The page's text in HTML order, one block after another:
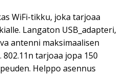
WiFi-tikku, joka tarjoaa
Langaton USB_adapteri,
antenni maksimaalisen
tarjoaa jopa 150
Helppo asennus